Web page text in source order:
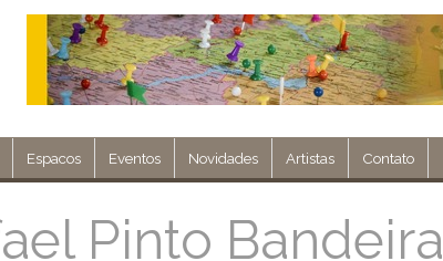
Espacos Eventos Novidades Artistas Contato
Pinto Bandeira